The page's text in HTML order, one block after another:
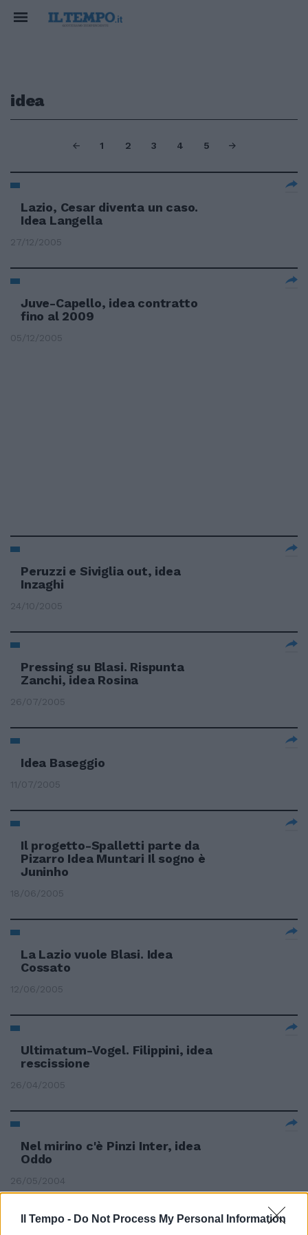
Il Tempo - Do Not Process My Personal Information
idea
1 2 3 4 5
Lazio, Cesar diventa un caso.
Idea Langella
27/12/2005
Juve-Capello, idea contratto
fino al 2009
05/12/2005
Peruzzi e Siviglia out, idea
Inzaghi
24/10/2005
Pressing su Blasi. Rispunta
Zanchi, idea Rosina
26/07/2005
Idea Baseggio
11/07/2005
Il progetto-Spalletti parte da
Pizarro Idea Muntari Il sogno è
Juninho
18/06/2005
La Lazio vuole Blasi. Idea
Cossato
12/06/2005
Ultimatum-Vogel. Filippini, idea
rescissione
26/04/2005
Nel mirino c'è Pinzi Inter, idea
Oddo
26/05/2004